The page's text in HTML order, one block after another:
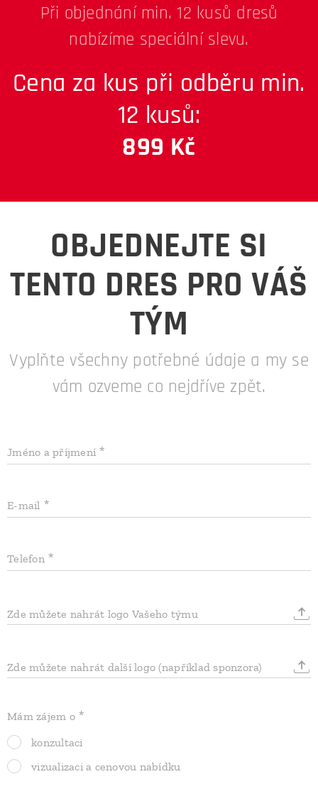
Při objednání min. 12 kusů dresů
nabízíme speciální slevu.
Cena za kus při odběru min.
12 kusů:
899 Kč
OBJEDNEJTE SI
TENTO DRES PRO VÁŠ
TÝM
Vyplňte všechny potřebné údaje a my se
vám ozveme co nejdříve zpět.
Jméno a příjmení
E-mail
Telefon
Zde můžete nahrát logo Vašeho týmu
Zde můžete nahrát další logo (například sponzora)
Mám zájem o
konzultaci
vizualizaci a cenovou nabídku